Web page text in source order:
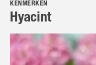
Advies
Thema's
KENMERKEN
Hyacint